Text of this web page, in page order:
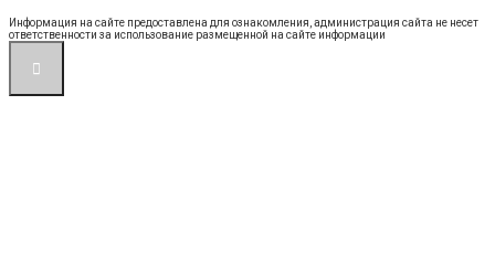
Информация на сайте предоставлена для ознакомления, администрация сайта не несет
ответственности за использование размещенной на сайте информации